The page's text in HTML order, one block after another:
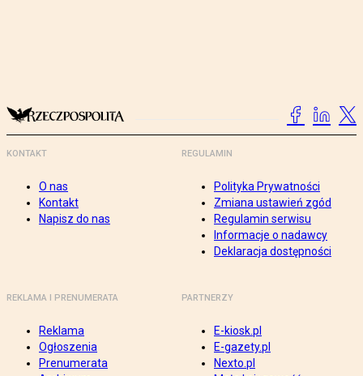
KONTAKT
O nas
Kontakt
Napisz do nas
REGULAMIN
Polityka Prywatności
Zmiana ustawień zgód
Regulamin serwisu
Informacje o nadawcy
Deklaracja dostępności
REKLAMA I PRENUMERATA
Reklama
Ogłoszenia
Prenumerata
PARTNERZY
E-kiosk.pl
E-gazety.pl
Nexto.pl